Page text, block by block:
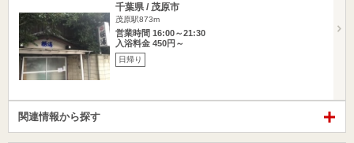
千葉県 / 茂原市
茂原駅873m
営業時間 16:00～21:30
入浴料金 450円～
日帰り
関連情報から探す